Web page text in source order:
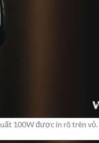
100W được in rõ trên vỏ.